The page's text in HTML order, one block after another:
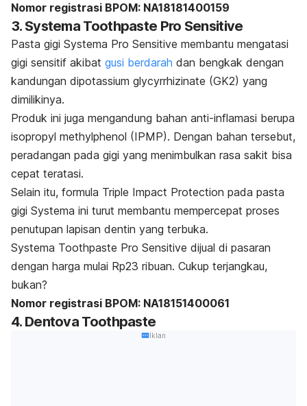
Nomor registrasi BPOM: NA18181400159
3. Systema Toothpaste Pro Sensitive
Pasta gigi Systema Pro Sensitive membantu mengatasi
gigi sensitif akibat gusi berdarah dan bengkak dengan
kandungan dipotassium glycyrrhizinate (GK2) yang
dimilikinya.
Produk ini juga mengandung bahan anti-inflamasi berupa
isopropyl methylphenol (IPMP). Dengan bahan tersebut,
peradangan pada gigi yang menimbulkan rasa sakit bisa
cepat teratasi.
Selain itu, formula Triple Impact Protection pada pasta
gigi Systema ini turut membantu mempercepat proses
penutupan lapisan dentin yang terbuka.
Systema Toothpaste Pro Sensitive dijual di pasaran
dengan harga mulai Rp23 ribuan. Cukup terjangkau,
bukan?
Nomor registrasi BPOM: NA18151400061
4. Dentova Toothpaste
Iklan